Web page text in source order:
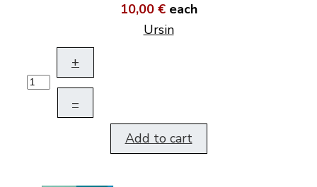
10,00 € each
Ursin
+
–
Add to cart